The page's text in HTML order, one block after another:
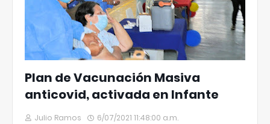
Plan de Vacunación Masiva
anticovid, activada en Infante
Julio Ramos 6/07/2021 11:48:00 a.m.